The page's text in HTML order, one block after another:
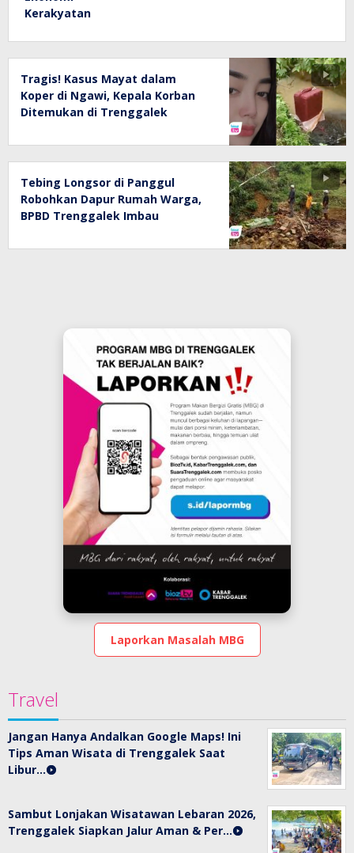
Tragis! Kasus Mayat dalam
Koper di Ngawi, Kepala Korban
Ditemukan di Trenggalek
Tebing Longsor di Panggul
Robohkan Dapur Rumah Warga,
BPBD Trenggalek Imbau
Laporkan Masalah MBG
Travel
Jangan Hanya Andalkan Google Maps! Ini
Tips Aman Wisata di Trenggalek Saat
Libur…
Sambut Lonjakan Wisatawan Lebaran 2026,
Trenggalek Siapkan Jalur Aman & Per…